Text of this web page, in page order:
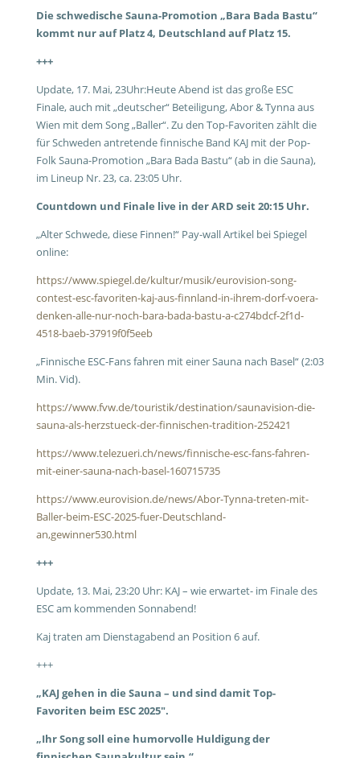
Die schwedische Sauna-Promotion „Bara Bada Bastu“
kommt nur auf Platz 4, Deutschland auf Platz 15.
+++
Update, 17. Mai, 23Uhr:Heute Abend ist das große ESC
Finale, auch mit „deutscher“ Beteiligung, Abor & Tynna aus
Wien mit dem Song „Baller“. Zu den Top-Favoriten zählt die
für Schweden antretende finnische Band KAJ mit der Pop-
Folk Sauna-Promotion „Bara Bada Bastu“ (ab in die Sauna),
im Lineup Nr. 23, ca. 23:05 Uhr.
Countdown und Finale live in der ARD seit 20:15 Uhr.
„Alter Schwede, diese Finnen!“ Pay-wall Artikel bei Spiegel
online:
https://www.spiegel.de/kultur/musik/eurovision-song-
contest-esc-favoriten-kaj-aus-finnland-in-ihrem-dorf-voera-
denken-alle-nur-noch-bara-bada-bastu-a-c274bdcf-2f1d-
4518-baeb-37919f0f5eeb
„Finnische ESC-Fans fahren mit einer Sauna nach Basel“ (2:03
Min. Vid).
https://www.fvw.de/touristik/destination/saunavision-die-
sauna-als-herzstueck-der-finnischen-tradition-252421
https://www.telezueri.ch/news/finnische-esc-fans-fahren-
mit-einer-sauna-nach-basel-160715735
https://www.eurovision.de/news/Abor-Tynna-treten-mit-
Baller-beim-ESC-2025-fuer-Deutschland-
an,gewinner530.html
+++
Update, 13. Mai, 23:20 Uhr: KAJ – wie erwartet- im Finale des
ESC am kommenden Sonnabend!
Kaj traten am Dienstagabend an Position 6 auf.
+++
„KAJ gehen in die Sauna – und sind damit Top-
Favoriten beim ESC 2025″.
„Ihr Song soll eine humorvolle Huldigung der